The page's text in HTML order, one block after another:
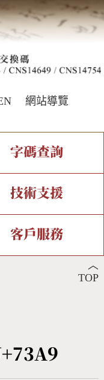
網站導覽
全字庫現況
有名詞介紹
字碼查詢
部件查詢
注音查詢
查詢
技術支援
字解決方案
Web Service
客戶服務
︿
TOP